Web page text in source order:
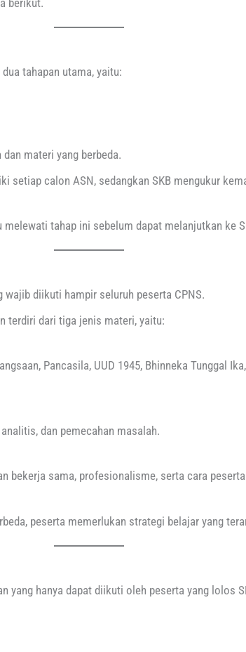
berikut.
tahapan utama, yaitu:
materi yang berbeda.
setiap calon ASN, sedangkan SKB mengukur
tahap ini sebelum dapat melanjutkan ke
diikuti hampir seluruh peserta CPNS.
terdiri dari tiga jenis materi, yaitu:
Pancasila, UUD 1945, Bhinneka Tunggal
dan pemecahan masalah.
bekerja sama, profesionalisme, serta cara
peserta memerlukan strategi belajar yang
yang hanya dapat diikuti oleh peserta yang lolos